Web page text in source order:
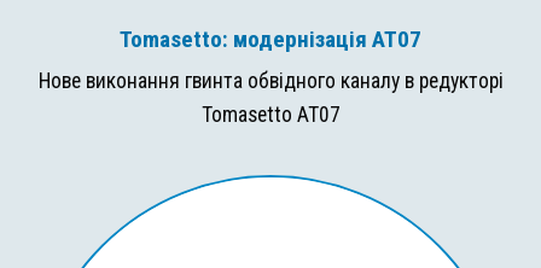
Tomasetto: модернізація AT07
Нове виконання гвинта обвідного каналу в редукторі
Tomasetto AT07